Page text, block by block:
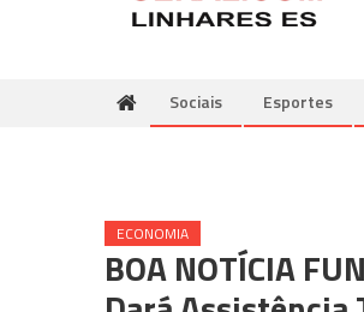
Sociais Esportes
ECONOMIA
BOA NOTÍCIA